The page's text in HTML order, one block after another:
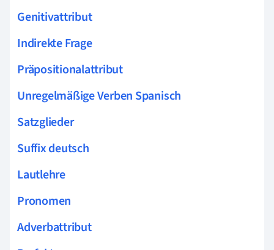
Genitivattribut
Indirekte Frage
Präpositionalattribut
Unregelmäßige Verben Spanisch
Satzglieder
Suffix deutsch
Lautlehre
Pronomen
Adverbattribut